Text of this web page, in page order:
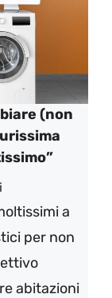
(non
a
per non
abitazioni